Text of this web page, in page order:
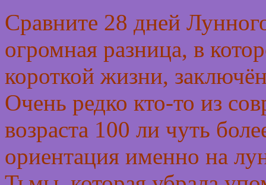
Сравните 28 дней
огромная разница, в
короткой жизни,
Очень редко кто-то из
возраста 100 ли чуть
ориентация именно на